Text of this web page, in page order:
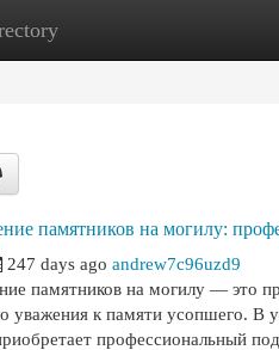
New Site Listings
памятников на могилу:
247 days ago andrew7c96uzd9
памятников на могилу — это
уважения к памяти усопшего. В
профессиональный